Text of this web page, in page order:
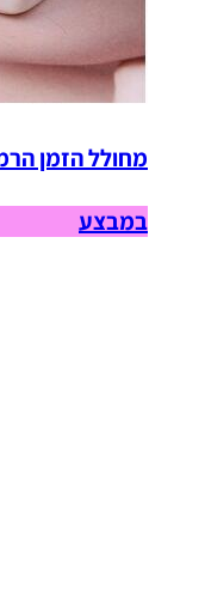
מחולל הזמן
במבצע